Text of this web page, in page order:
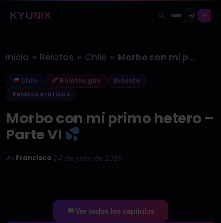
KYUNIX
Inicio » Relatos » Chile » Morbo con mi primo hetero –…
Chile Relatos gay
Incesto
Relatos eróticos
Morbo con mi primo hetero –
Parte VI
✍️ Francisco 24 de junio de 2026
Ver todos los capítulos